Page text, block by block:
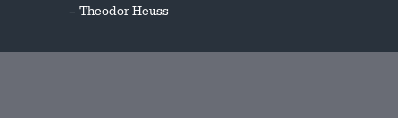
– Theodor Heuss